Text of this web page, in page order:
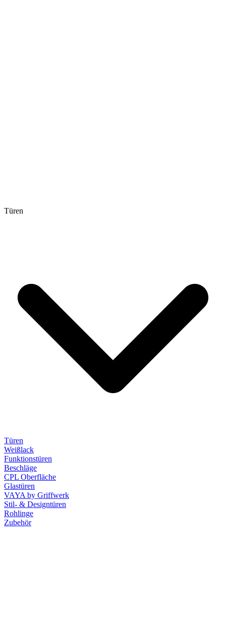
Türen
Türen
Weißlack
Funktionstüren
Beschläge
CPL Oberfläche
Glastüren
VAYA by Griffwerk
Stil- & Designtüren
Rohlinge
Zubehör